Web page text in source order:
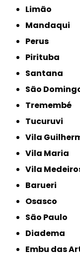
Limão
Mandaqui
Perus
Pirituba
Santana
São
Tremembé
Tucuruvi
Vila
Vila Maria
Vila
Barueri
Osasco
São Paulo
Diadema
Embu das